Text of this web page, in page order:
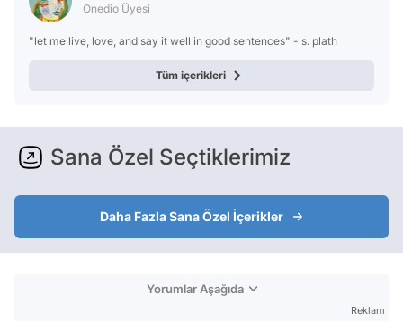
Onedio Üyesi
"let me live, love, and say it well in good sentences" - s. plath
Tüm içerikleri
Sana Özel Seçtiklerimiz
Daha Fazla Sana Özel İçerikler
Yorumlar Aşağıda
Reklam